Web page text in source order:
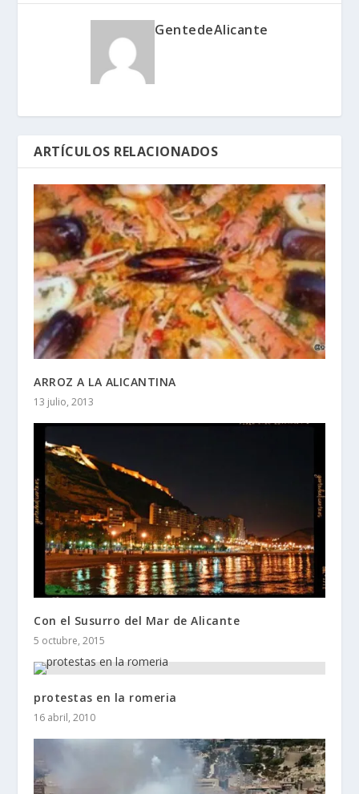
GentedeAlicante
ARTÍCULOS RELACIONADOS
ARROZ A LA ALICANTINA
13 julio, 2013
Con el Susurro del Mar de Alicante
5 octubre, 2015
protestas en la romeria
16 abril, 2010